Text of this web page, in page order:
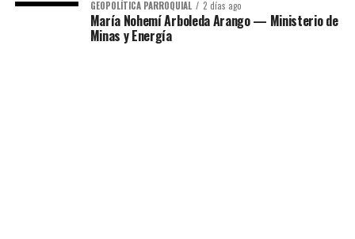
GEOPOLÍTICA PARROQUIAL 2 días ago
María Nohemí Arboleda Arango — Ministerio de
Minas y Energía